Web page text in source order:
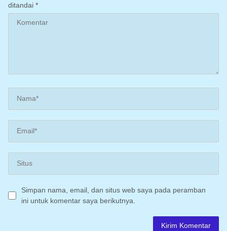
ditandai *
Simpan nama, email, dan situs web saya pada peramban
ini untuk komentar saya berikutnya.